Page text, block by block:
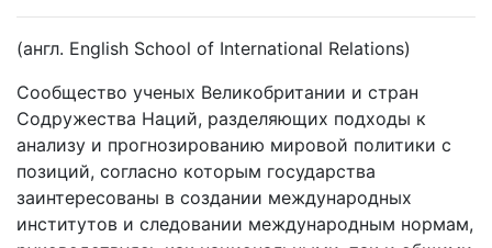
(англ. English School of International Relations)
Сообщество ученых Великобритании и стран
Содружества Наций, разделяющих подходы к
анализу и прогнозированию мировой политики с
позиций, согласно которым государства
заинтересованы в создании международных
институтов и следовании международным нормам,